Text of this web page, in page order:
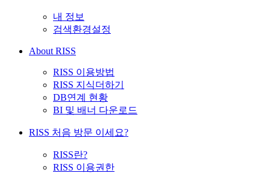
내 정보
검색환경설정
About RISS
RISS 이용방법
RISS 지식더하기
DB연계 현황
BI 및 배너 다운로드
RISS 처음 방문 이세요?
RISS란?
RISS 이용권한